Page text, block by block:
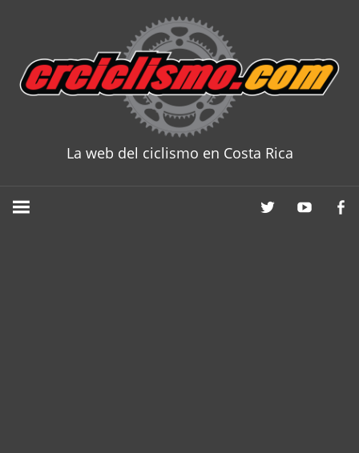
content
La web del ciclismo en Costa Rica